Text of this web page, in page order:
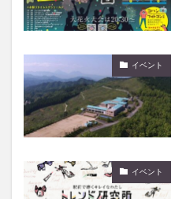
イベント
イベント